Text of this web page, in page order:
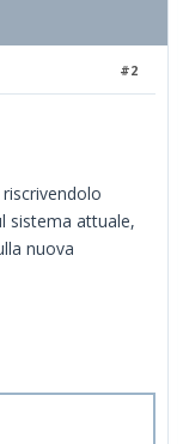
#2
sistema attuale,
nuova